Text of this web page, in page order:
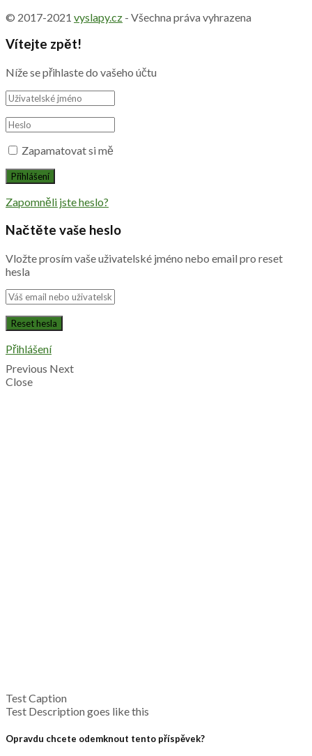
© 2017-2021 vyslapy.cz - Všechna práva vyhrazena
Vítejte zpět!
Níže se přihlaste do vašeho účtu
Zapamatovat si mě
Zapomněli jste heslo?
Načtěte vaše heslo
Vložte prosím vaše uživatelské jméno nebo email pro reset
hesla
Přihlášení
Previous Next
Close
Test Caption
Test Description goes like this
Opravdu chcete odemknout tento příspěvek?